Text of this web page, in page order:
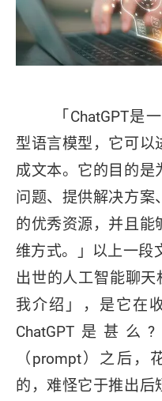
「ChatGPT是
型语言模型，它可以
成文本。它的目的是
问题、提供解决方案
的优秀资源，并且能
维方式。」以上一段
出世的人工智能聊天
我介绍」，是它在
ChatGPT是甚么
（prompt）之后
的，难怪它于推出后